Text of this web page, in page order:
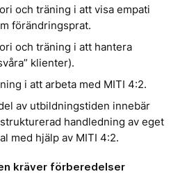
och träning i att visa empati
förändringsprat.
och träning i att hantera
klienter).
i att arbeta med MITI 4:2.
av utbildningstiden innebär
handledning av eget
med hjälp av MITI 4:2.
kräver förberedelser